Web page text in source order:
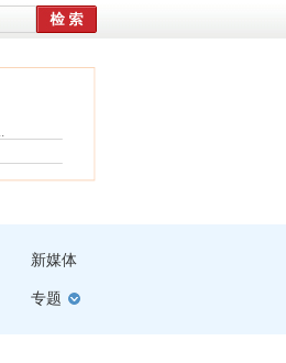
新媒体
专题